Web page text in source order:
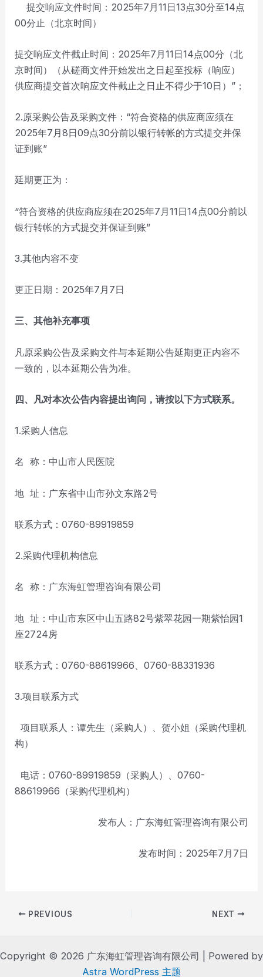
提交响应文件时间：2025年7月11日13点30分至14点
00分止（北京时间）
提交响应文件截止时间：2025年7月11日14点00分（北
京时间）（从磋商文件开始发出之日起至投标（响应）
供应商提交首次响应文件截止之日止不得少于10日）”；
2.原采购公告及采购文件：“符合资格的供应商应须在
2025年7月8日09点30分前以银行转帐的方式提交并保
证到账”
延期更正为：
“符合资格的供应商应须在2025年7月11日14点00分前以
银行转帐的方式提交并保证到账”
3.其他内容不变
更正日期：2025年7月7日
三、其他补充事项
凡原采购公告及采购文件与本延期公告延期更正内容不
一致的，以本延期公告为准。
四、凡对本次公告内容提出询问，请按以下方式联系。
1.采购人信息
名 称：中山市人民医院
地 址：广东省中山市孙文东路2号
联系方式：0760-89919859
2.采购代理机构信息
名 称：广东海虹管理咨询有限公司
地 址：中山市东区中山五路82号紫翠花园一期紫怡园1
座2724房
联系方式：0760-88619966、0760-88331936
3.项目联系方式
项目联系人：谭先生（采购人）、贺小姐（采购代理机
构）
电话：0760-89919859（采购人）、0760-
88619966（采购代理机构）
发布人：广东海虹管理咨询有限公司
发布时间：2025年7月7日
Post PREVIOUS NEXT
Copyright © 2026 广东海虹管理咨询有限公司 | Powered by
Astra WordPress 主题